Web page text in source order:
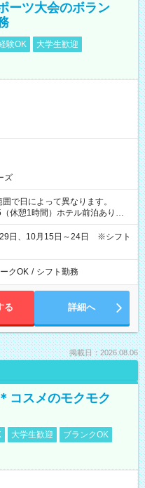
ーツ大会のボラン
験OK
大学生歓迎
ズ
で日によって異なります。
1時間）ホテル前泊あり！
1時間）ホテル前泊あり！
休憩1時間） (4)7：
(5)8：30～18：00（休憩
30（休憩1時間）
日、10月15日～24日 ※シフト
クOK / シフト勤務
る 詳細へ
掲載日：2026.08.06
コスメのモクモク
大学生歓迎
ブランクOK